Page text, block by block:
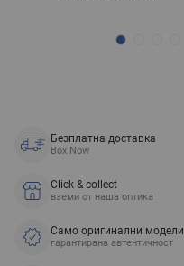
Безплатна доставка
Box Now
Click & collect
вземи от наша оптика
Само оригинални модели
гарантирана автентичност